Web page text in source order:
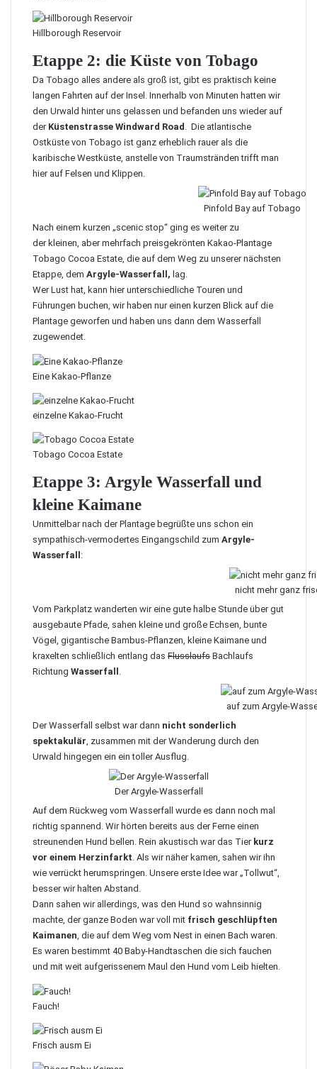
Hillborough Reservoir
Etappe 2: die Küste von Tobago
Da Tobago alles andere als groß ist, gibt es praktisch keine
langen Fahrten auf der Insel. Innerhalb von Minuten hatten wir
den Urwald hinter uns gelassen und befanden uns wieder auf
der Küstenstrasse Windward Road . Die atlantische
Ostküste von Tobago ist ganz erheblich rauer als die
karibische Westküste, anstelle von Traumstränden trifft man
hier auf Felsen und Klippen.
Pinfold Bay auf Tobago
Nach einem kurzen „scenic stop“ ging es weiter zu
der kleinen, aber mehrfach preisgekrönten Kakao-Plantage
Tobago Cocoa Estate, die auf dem Weg zu unserer nächsten
Etappe, dem Argyle-Wasserfall, lag.
Wer Lust hat, kann hier unterschiedliche Touren und
Führungen buchen, wir haben nur einen kurzen Blick auf die
Plantage geworfen und haben uns dann dem Wasserfall
zugewendet.
Eine Kakao-Pflanze
einzelne Kakao-Frucht
Tobago Cocoa Estate
Etappe 3: Argyle Wasserfall und
kleine Kaimane
Unmittelbar nach der Plantage begrüßte uns schon ein
sympathisch-vermodertes Eingangschild zum Argyle-
Wasserfall :
nicht mehr ganz
Vom Parkplatz wanderten wir eine gute halbe Stunde über gut
ausgebaute Pfade, sahen kleine und große Echsen, bunte
Vögel, gigantische Bambus-Pflanzen, kleine Kaimane und
kraxelten schließlich entlang das Flusslaufs Bachlaufs
Richtung Wasserfall .
auf zum Argyle-
Der Wasserfall selbst war dann nicht sonderlich
spektakulär, zusammen mit der Wanderung durch den
Urwald hingegen ein ein toller Ausflug.
Der Argyle-Wasserfall
Auf dem Rückweg vom Wasserfall wurde es dann noch mal
richtig spannend. Wir hörten bereits aus der Ferne einen
streunenden Hund bellen. Rein akustisch war das Tier kurz
vor einem Herzinfarkt. Als wir näher kamen, sahen wir ihn
wie verrückt herumspringen. Unsere erste Idee war „Tollwut“,
besser wir halten Abstand.
Dann sahen wir allerdings, was den Hund so wahnsinnig
machte, der ganze Boden war voll mit frisch geschlüpften
Kaimanen, die auf dem Weg vom Nest in einen Bach waren.
Es waren bestimmt 40 Baby-Handtaschen die sich fauchen
und mit weit aufgerissenem Maul den Hund vom Leib hielten.
Fauch!
Frisch ausm Ei